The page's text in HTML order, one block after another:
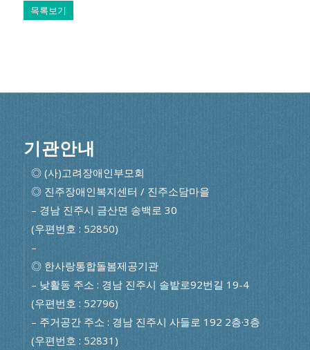
목록보기
기관안내
◎ (사)고려장애인부모회
◎ 진주장애인복지센터 / 진주소담마을
– 경남 진주시 금산면 송백로 30
(우편번호 : 52850)
–
◎ 한사랑통합돌봄제공기관
– 낮활동 주소 : 경남 진주시 솔밭로92번길 19-4
(우편번호 : 52796)
– 주거공간 주소 : 경남 진주시 사들로 192 2층·3층
(우편번호 : 52831)